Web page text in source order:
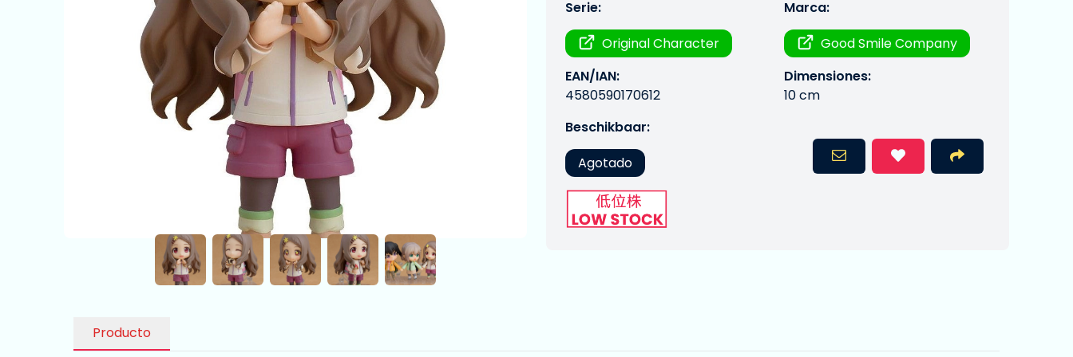
Serie:
Original Character
Marca:
Good Smile Company
EAN/IAN:
4580590170612
Dimensiones:
10 cm
Beschikbaar:
Agotado
Producto